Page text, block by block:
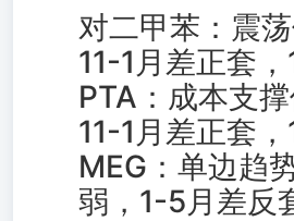
对二甲苯：震荡
11-1月差正套
PTA：成本支撑
11-1月差正套
MEG：单边趋
弱，1-5月差反